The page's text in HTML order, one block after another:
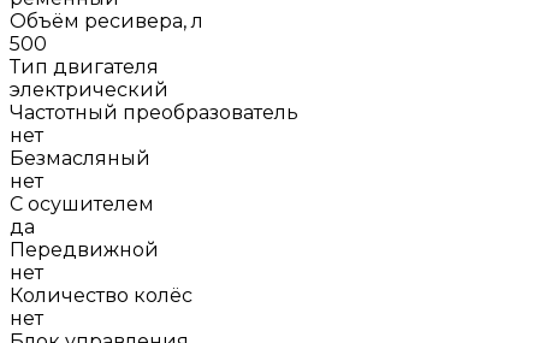
Объём ресивера, л
500
Тип двигателя
электрический
Частотный преобразователь
нет
Безмасляный
нет
С осушителем
да
Передвижной
нет
Количество колёс
нет